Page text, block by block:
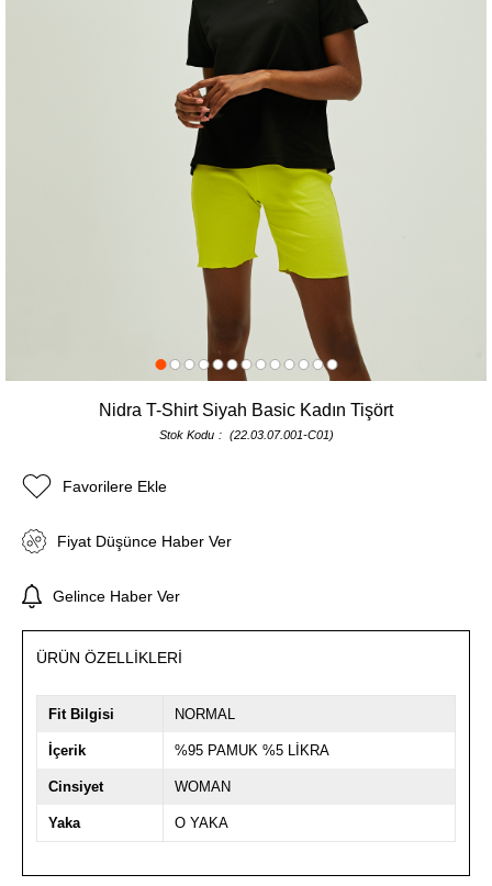
Nidra T-Shirt Siyah Basic Kadın Tişört
Stok Kodu (22.03.07.001-C01)
Favorilere Ekle
Fiyat Düşünce Haber Ver
Gelince Haber Ver
ÜRÜN ÖZELLIKLERI
Fit Bilgisi NORMAL
İçerik %95 PAMUK %5 LİKRA
Cinsiyet WOMAN
Yaka O YAKA